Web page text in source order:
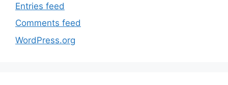
Entries feed
Comments feed
WordPress.org